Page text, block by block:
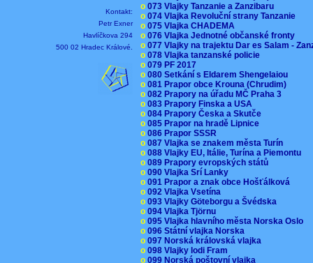
Kontakt:
Petr Exner
Havlíčkova 294
500 02 Hradec Králové.
o 073 Vlajky Tanzanie a Zanzibaru
o 074 Vlajka Revoluční strany Tanzanie
o 075 Vlajka CHADEMA
o 076 Vlajka Jednotné občanské fronty
o 077 Vlajky na trajektu Dar es Salam -
o 078 Vlajka tanzanské policie
o 079 PF 2017
o 080 Setkání s Eldarem Shengelaiou
o 081 Prapor obce Krouna (Chrudim)
o 082 Prapory na úřadu MČ Praha 3
o 083 Prapory Finska a USA
o 084 Prapory Česka a Skutče
o 085 Prapor na hradě Lipnice
o 086 Prapor SSSR
o 087 Vlajka se znakem města Turín
o 088 Vlajky EU, Itálie, Turína a Piemontu
o 089 Prapory evropských států
o 090 Vlajka Srí Lanky
o 091 Prapor a znak obce Hošťálková
o 092 Vlajka Vsetína
o 093 Vlajky Göteborgu a Švédska
o 094 Vlajka Tjörnu
o 095 Vlajka hlavního města Norska Oslo
o 096 Státní vlajka Norska
o 097 Norská královská vlajka
o 098 Vlajky lodi Fram
o 099 Norská poštovní vlajka